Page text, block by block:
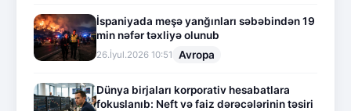
İspaniyada meşə yanğınları səbəbindən 19
min nəfər təxliyə olunub
26.İyul.2026 10:51 Avropa
Dünya birjaları korporativ hesabatlara
fokuslanıb: Neft və faiz dərəcələrinin təsiri